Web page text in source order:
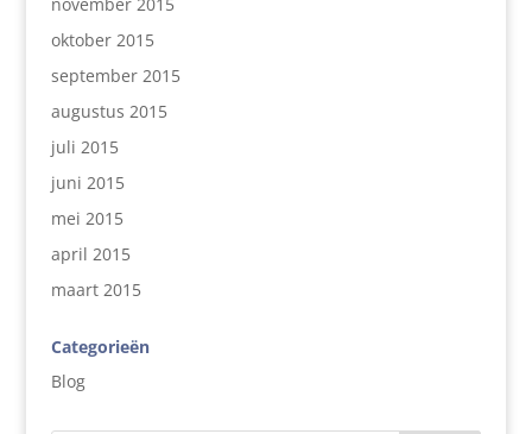
oktober 2015
september 2015
augustus 2015
juli 2015
juni 2015
mei 2015
april 2015
maart 2015
Categorieën
Blog